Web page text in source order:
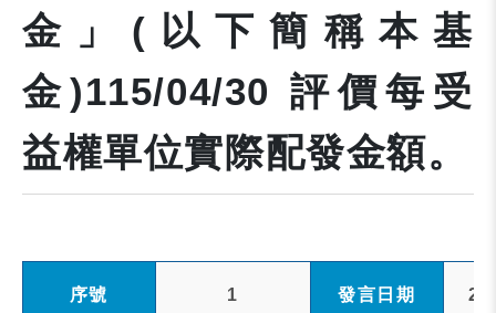
金」(以下簡稱本基
金)115/04/30 評價每受
益權單位實際配發金額。
序號 1 發言日期